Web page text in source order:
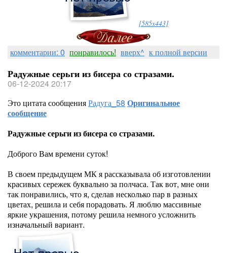
[585x443]
комментарии: 0 понравилось! вверх^ к полной версии
Радужные серьги из бисера со стразами.
06-12-2024 20:17
Это цитата сообщенияРадуга_58 Оригинальное
сообщение
Радужные серьги из бисера со стразами.
Доброго Вам времени суток!
В своем предыдущем МК я рассказывала об изготовлении
красивых сережек буквально за полчаса. Так вот, мне они
так понравились, что я, сделав несколько пар в разных
цветах, решила и себя порадовать. Я люблю массивные
яркие украшения, потому решила немного усложнить
изначальный вариант.